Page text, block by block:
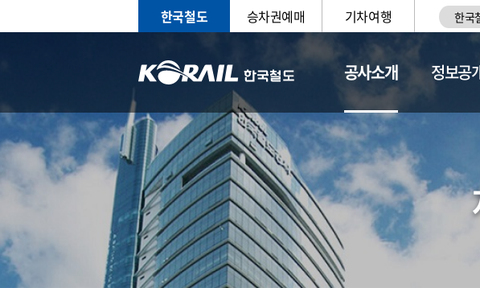
한국철도 승차권예매 기차여행 한국
공사소개
CEO 일반현황
정보공